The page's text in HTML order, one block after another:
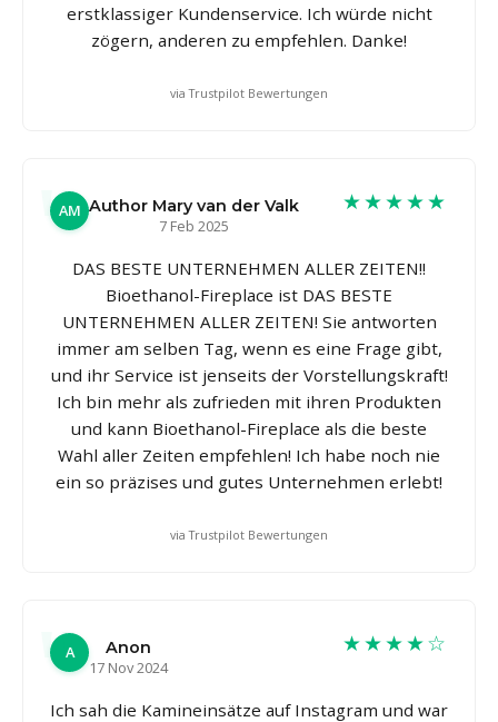
erstklassiger Kundenservice. Ich würde nicht
zögern, anderen zu empfehlen. Danke!
via Trustpilot Bewertungen
AM Author Mary van der Valk
7 Feb 2025
★★★★★
DAS BESTE UNTERNEHMEN ALLER ZEITEN!!
Bioethanol-Fireplace ist DAS BESTE
UNTERNEHMEN ALLER ZEITEN! Sie antworten
immer am selben Tag, wenn es eine Frage gibt,
und ihr Service ist jenseits der Vorstellungskraft!
Ich bin mehr als zufrieden mit ihren Produkten
und kann Bioethanol-Fireplace als die beste
Wahl aller Zeiten empfehlen! Ich habe noch nie
ein so präzises und gutes Unternehmen erlebt!
via Trustpilot Bewertungen
A
Anon
17 Nov 2024
★★★★☆
Ich sah die Kamineinsätze auf Instagram und war